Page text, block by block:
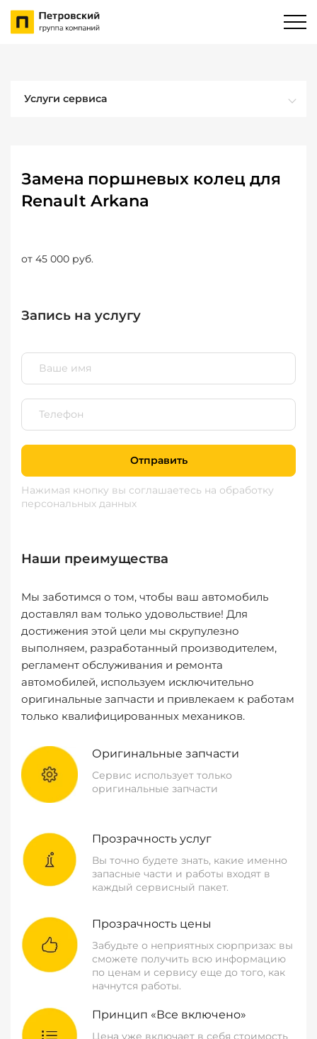
Услуги сервиса
Замена поршневых колец для
Renault Arkana
от 45 000 руб.
Запись на услугу
Отправить
Нажимая кнопку вы соглашаетесь на обработку
персональных данных
Наши преимущества
Мы заботимся о том, чтобы ваш автомобиль
доставлял вам только удовольствие! Для
достижения этой цели мы скрупулезно
выполняем, разработанный производителем,
регламент обслуживания и ремонта
автомобилей, используем исключительно
оригинальные запчасти и привлекаем к работам
только квалифицированных механиков.
Оригинальные запчасти
Сервис использует только
оригинальные запчасти
Прозрачность услуг
Вы точно будете знать, какие именно
запасные части и работы входят в
каждый сервисный пакет.
Прозрачность цены
Забудьте о неприятных сюрпризах: вы
сможете получить всю информацию
по ценам и сервису еще до того, как
начнутся работы.
Принцип «Все включено»
Цена уже включает в себя стоимость